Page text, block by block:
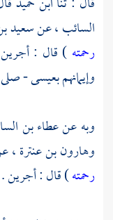
السائب، عنسعيد
رحمته ) قال : أجرين
وإيمانهمبعيسى- صلى
وبه عنعطاء بن
وهارون بن عنترة،
رحمته) قال : أجرين .